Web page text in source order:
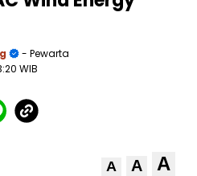
- Pewarta
WIB
A A A